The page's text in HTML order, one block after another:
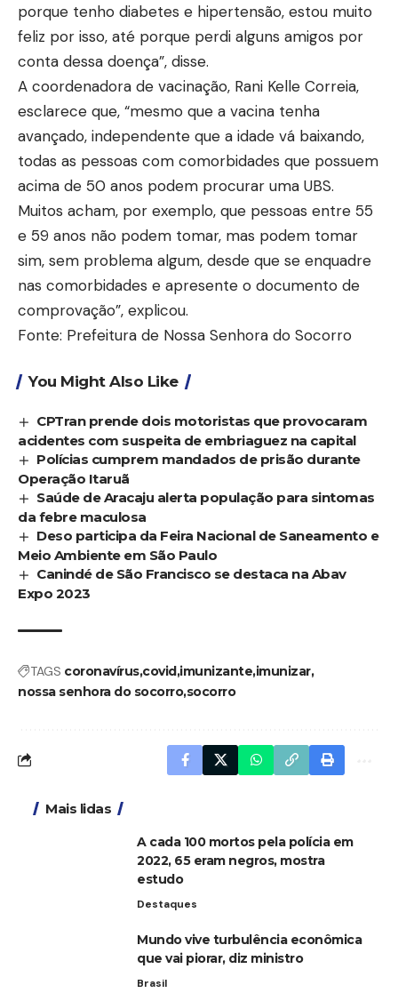
porque tenho diabetes e hipertensão, estou muito
feliz por isso, até porque perdi alguns amigos por
conta dessa doença”, disse.
A coordenadora de vacinação, Rani Kelle Correia,
esclarece que, “mesmo que a vacina tenha
avançado, independente que a idade vá baixando,
todas as pessoas com comorbidades que possuem
acima de 50 anos podem procurar uma UBS.
Muitos acham, por exemplo, que pessoas entre 55
e 59 anos não podem tomar, mas podem tomar
sim, sem problema algum, desde que se enquadre
nas comorbidades e apresente o documento de
comprovação”, explicou.
Fonte: Prefeitura de Nossa Senhora do Socorro
You Might Also Like
CPTran prende dois motoristas que provocaram
acidentes com suspeita de embriaguez na capital
Polícias cumprem mandados de prisão durante
Operação Itaruã
Saúde de Aracaju alerta população para sintomas
da febre maculosa
Deso participa da Feira Nacional de Saneamento e
Meio Ambiente em São Paulo
Canindé de São Francisco se destaca na Abav
Expo 2023
TAGS coronavíruscovidimunizanteimunizar
nossa senhora do socorrosocorro
Mais lidas
A cada 100 mortos pela polícia em
2022, 65 eram negros, mostra
estudo
Destaques
Mundo vive turbulência econômica
que vai piorar, diz ministro
Brasil